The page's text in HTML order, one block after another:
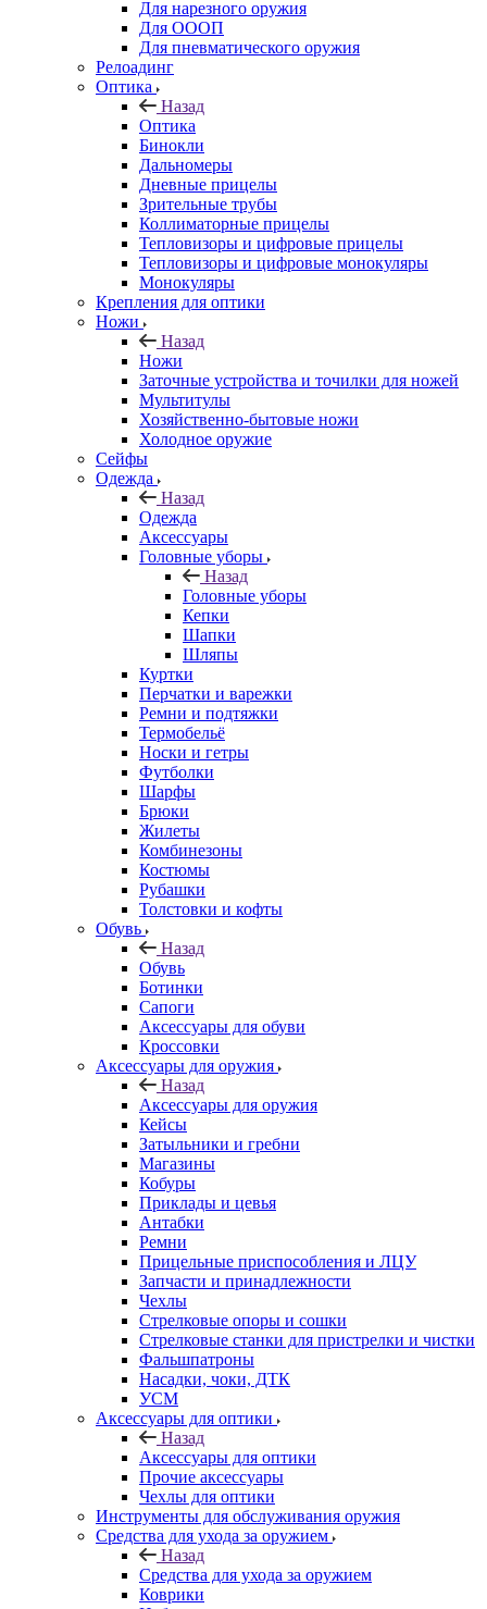
Для нарезного оружия
Для ОООП
Для пневматического оружия
Релоадинг
Оптика
Назад
Оптика
Бинокли
Дальномеры
Дневные прицелы
Зрительные трубы
Коллиматорные прицелы
Тепловизоры и цифровые прицелы
Тепловизоры и цифровые монокуляры
Монокуляры
Крепления для оптики
Ножи
Назад
Ножи
Заточные устройства и точилки для ножей
Мультитулы
Хозяйственно-бытовые ножи
Холодное оружие
Сейфы
Одежда
Назад
Одежда
Аксессуары
Головные уборы
Назад
Головные уборы
Кепки
Шапки
Шляпы
Куртки
Перчатки и варежки
Ремни и подтяжки
Термобельё
Носки и гетры
Футболки
Шарфы
Брюки
Жилеты
Комбинезоны
Костюмы
Рубашки
Толстовки и кофты
Обувь
Назад
Обувь
Ботинки
Сапоги
Аксессуары для обуви
Кроссовки
Аксессуары для оружия
Назад
Аксессуары для оружия
Кейсы
Затыльники и гребни
Магазины
Кобуры
Приклады и цевья
Антабки
Ремни
Прицельные приспособления и ЛЦУ
Запчасти и принадлежности
Чехлы
Стрелковые опоры и сошки
Стрелковые станки для пристрелки и чистки
Фальшпатроны
Насадки, чоки, ДТК
УСМ
Аксессуары для оптики
Назад
Аксессуары для оптики
Прочие аксессуары
Чехлы для оптики
Инструменты для обслуживания оружия
Средства для ухода за оружием
Назад
Средства для ухода за оружием
Коврики